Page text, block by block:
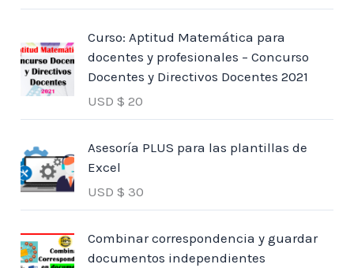
Curso: Aptitud Matemática para
docentes y profesionales – Concurso
Docentes y Directivos Docentes 2021
USD $ 20
Asesoría PLUS para las plantillas de
Excel
USD $ 30
Combinar correspondencia y guardar
documentos independientes